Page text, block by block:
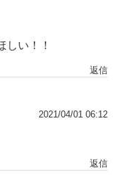
しい！！
返信
2021/04/01 06:12
返信